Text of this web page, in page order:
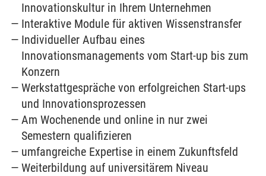
Innovationskultur in Ihrem Unternehmen
Interaktive Module für aktiven Wissenstransfer
Individueller Aufbau eines
Innovationsmanagements vom Start-up bis zum
Konzern
Werkstattgespräche von erfolgreichen Start-ups
und Innovationsprozessen
Am Wochenende und online in nur zwei
Semestern qualifizieren
umfangreiche Expertise in einem Zukunftsfeld
Weiterbildung auf universitärem Niveau